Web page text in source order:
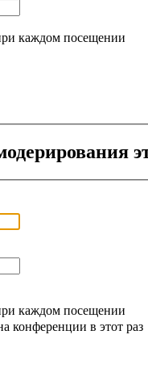
каждом посещении
каждом посещении
конференции в этот раз